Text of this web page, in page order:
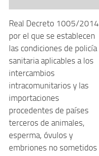
Real Decreto 1005/2014
por el que se establecen
las condiciones de policía
sanitaria aplicables a los
intercambios
intracomunitarios y las
importaciones
procedentes de países
terceros de animales,
esperma, óvulos y
embriones no sometidos